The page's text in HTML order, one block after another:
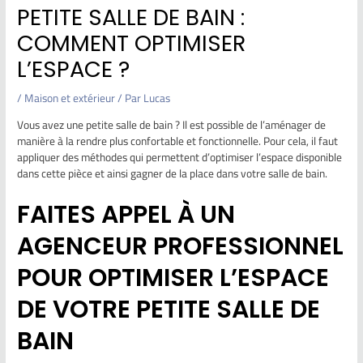
PETITE SALLE DE BAIN :
COMMENT OPTIMISER
L’ESPACE ?
/Maison et extérieur/ ParLucas
Vous avez une petite salle de bain ? Il est possible de l’aménager de
manière à la rendre plus confortable et fonctionnelle. Pour cela, il faut
appliquer des méthodes qui permettent d’optimiser l’espace disponible
dans cette pièce et ainsi gagner de la place dans votre salle de bain.
FAITES APPEL À UN
AGENCEUR PROFESSIONNEL
POUR OPTIMISER L’ESPACE
DE VOTRE PETITE SALLE DE
BAIN